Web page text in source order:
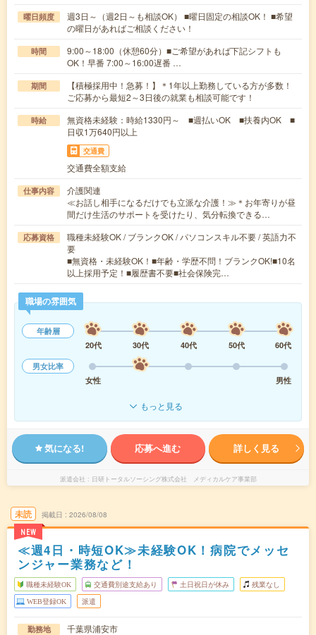
曜日頻度
週3日～（週2日～も相談OK） ■曜日固定の相談OK！ ■希望
の曜日があればご相談ください！
時間
9:00～18:00（休憩60分）■ご希望があれば下記シフトも
OK！早番 7:00～16:00遅番 …
期間
【積極採用中！急募！】＊1年以上勤務している方が多数！
ご応募から最短2～3日後の就業も相談可能です！
時給
無資格未経験：時給1330円～ ■週払いOK ■扶養内OK ■
日収1万640円以上
交通費
交通費全額支給
仕事内容
介護関連
≪お話し相手になるだけでも立派な介護！≫＊お年寄りが昼
間だけ生活のサポートを受けたり、気分転換できる…
応募資格
職種未経験OK / ブランクOK / パソコンスキル不要 / 英語力不
要
■無資格・未経験OK！■年齢・学歴不問！ブランクOK!■10名
以上採用予定！■履歴書不要■社会保険完…
職場の雰囲気
年齢層
20代
30代 40代 50代
60代
男女比率
女性
男性
もっと見る
気になる! 応募へ進む 詳しく見る
派遣会社 日研トータルソーシング株式会社 メディカルケア事業部
未読
NEW
掲載日 2026/08/08
≪週4日・時短OK≫未経験OK！病院でメッセ
ンジャー業務など！
職種未経験OK 交通費別途支給あり 土日祝日が休み 残業なし
WEB登録OK 派遣
勤務地
千葉県浦安市